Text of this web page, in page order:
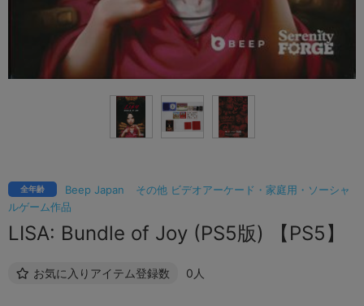
Beep Japan
その他 ビデオアーケード・家庭用・ソーシャ
ルゲーム作品
全年齢
LISA: Bundle of Joy (PS5版) 【PS5】
お気に入りアイテム登録数 0人